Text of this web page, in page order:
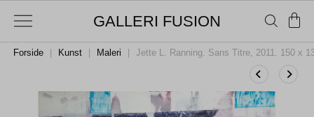
GALLERI FUSION
Forside Kunst Maleri Jette L. Ranning. Sans Titre, 2011. 150 x